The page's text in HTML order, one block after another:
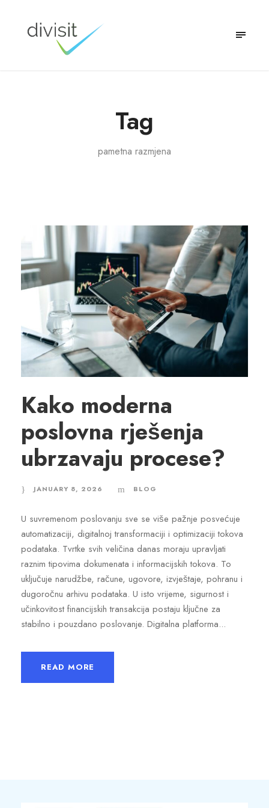
Tag
pametna razmjena
Kako moderna
poslovna rješenja
ubrzavaju procese?
JANUARY 8, 2026 BLOG
U suvremenom poslovanju sve se više pažnje posvećuje
automatizaciji, digitalnoj transformaciji i optimizaciji tokova
podataka. Tvrtke svih veličina danas moraju upravljati
raznim tipovima dokumenata i informacijskih tokova. To
uključuje narudžbe, račune, ugovore, izvještaje, pohranu i
dugoročnu arhivu podataka. U isto vrijeme, sigurnost i
učinkovitost financijskih transakcija postaju ključne za
stabilno i pouzdano poslovanje. Digitalna platforma...
READ MORE